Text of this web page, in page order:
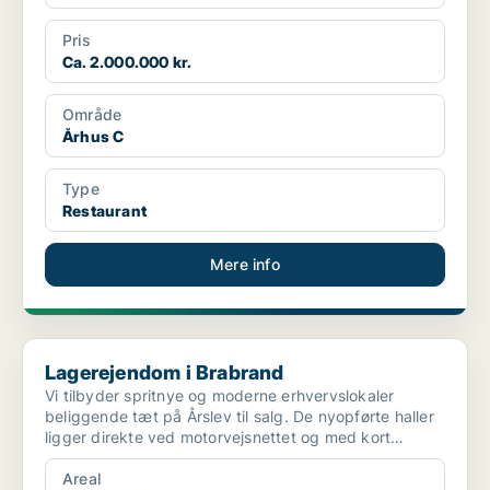
Pris
Ca. 2.000.000 kr.
Område
Århus C
Type
Restaurant
Mere info
Lagerejendom i Brabrand
Lagerejendom i Brabrand
Vi tilbyder spritnye og moderne erhvervslokaler
beliggende tæt på Årslev til salg. De nyopførte haller
ligger direkte ved motorvejsnettet og med kort
afstand...
Areal